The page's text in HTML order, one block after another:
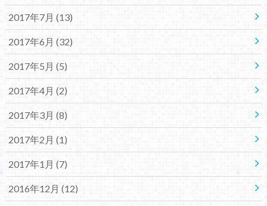
2017年7月 (13)
2017年6月 (32)
2017年5月 (5)
2017年4月 (2)
2017年3月 (8)
2017年2月 (1)
2017年1月 (7)
2016年12月 (12)